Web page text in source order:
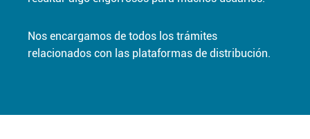
Nos encargamos de todos los trámites
relacionados con las plataformas de distribución.